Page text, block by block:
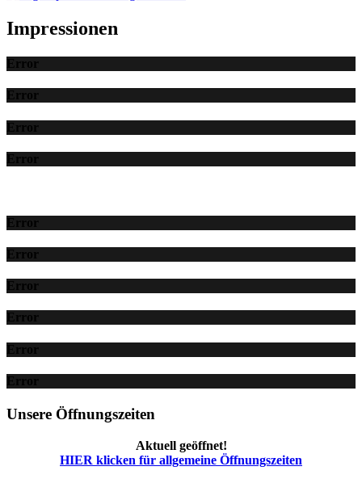
Impressionen
Error
Error
Error
Error
Error
Error
Error
Error
Error
Error
Unsere Öffnungszeiten
Aktuell geöffnet!
HIER klicken für allgemeine Öffnungszeiten